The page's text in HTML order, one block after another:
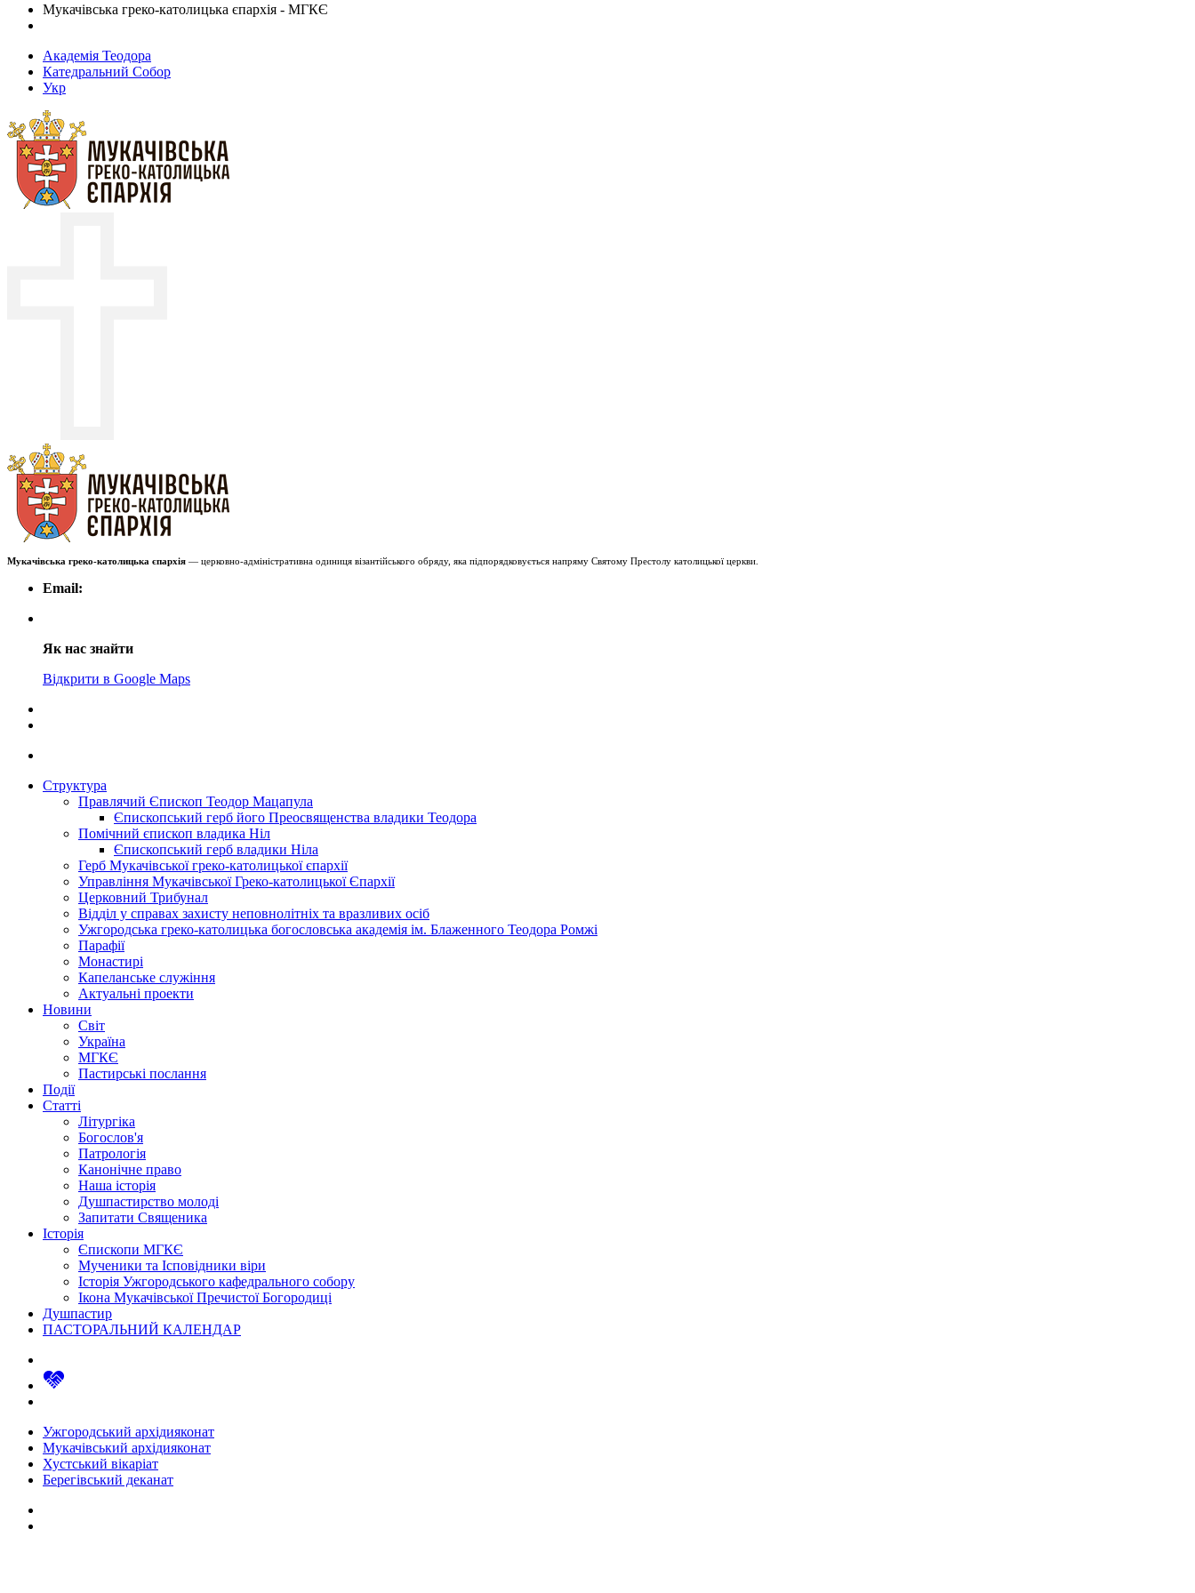
Мукачівська греко-католицька єпархія - МГКЄ
Академія Теодора
Катедральний Собор
Укр
Мукачівська греко-католицька єпархія — церковно-адміністративна одиниця візантійського обряду, яка підпорядковується напряму Святому Престолу католицької церкви.
Email:
Як нас знайти
Відкрити в Google Maps
Структура
Правлячий Єпископ Теодор Мацапула
Єпископський герб його Преосвященства владики Теодора
Помічний єпископ владика Ніл
Єпископський герб владики Ніла
Герб Мукачівської греко-католицької єпархії
Управління Мукачівської Греко-католицької Єпархії
Церковний Трибунал
Відділ у справах захисту неповнолітніх та вразливих осіб
Ужгородська греко-католицька богословська академія ім. Блаженного Теодора Ромжі
Парафії
Монастирі
Капеланське служіння
Актуальні проекти
Новини
Світ
Україна
МГКЄ
Пастирські послання
Події
Статті
Літургіка
Богослов'я
Патрологія
Канонічне право
Наша історія
Душпастирство молоді
Запитати Священика
Історія
Єпископи МГКЄ
Мученики та Ісповідники віри
Історія Ужгородського кафедрального собору
Ікона Мукачівської Пречистої Богородиці
Душпастир
ПАСТОРАЛЬНИЙ КАЛЕНДАР
Ужгородський архідияконат
Мукачівський архідияконат
Хустський вікаріат
Берегівський деканат